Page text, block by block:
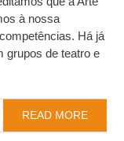
à nossa
Há já
grupos de teatro e
READ MORE